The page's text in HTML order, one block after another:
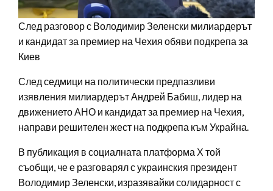
След разговор с Володимир Зеленски милиардерът
и кандидат за премиер на Чехия обяви подкрепа за
Киев
След седмици на политически предпазливи
изявления милиардерът Андрей Бабиш, лидер на
движението АНО и кандидат за премиер на Чехия,
направи решителен жест на подкрепа към Украйна.
В публикация в социалната платформа Х той
съобщи, че е разговарял с украинския президент
Володимир Зеленски, изразявайки солидарност с